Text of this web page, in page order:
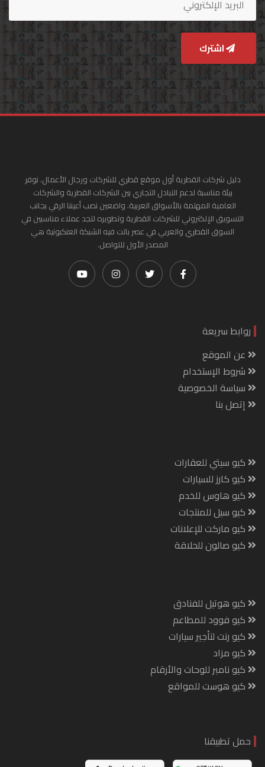
اشترك
دليل شركات القطرية أول موقع قطري للشركات ورجال الأعمال. نوفر
بيئة مناسبة لدعم التبادل التجاري بين الشركات القطرية والشركات
العامية المهتمة بالأسواق العربية. واضعين نصب أعيننا الرقي بجانب
التسويق الإلكتروني للشركات القطرية وتطويره لتجد عملاء مناسبين في
السوق القطري والعربي في عصر باتت فيه الشبكة العنكبونية هي
المصدر الأول للتواصل.
روابط سريعة
عن الموقع
شروط الإستخدام
سياسة الخصوصية
إتصل بنا
كيو سيتي للعقارات
كيو كارز للسيارات
كيو هاوس للخدم
كيو سيل للمنتجات
كيو ماركت للإعلانات
كيو صالون للحلاقة
كيو هوتيل للفنادق
كيو فوود للمطاعم
كيو رنت لتأجير سيارات
كيو مزاد
كيو نامبر للوحات والأرقام
كيو هوست للمواقع
حمل تطبيقنا